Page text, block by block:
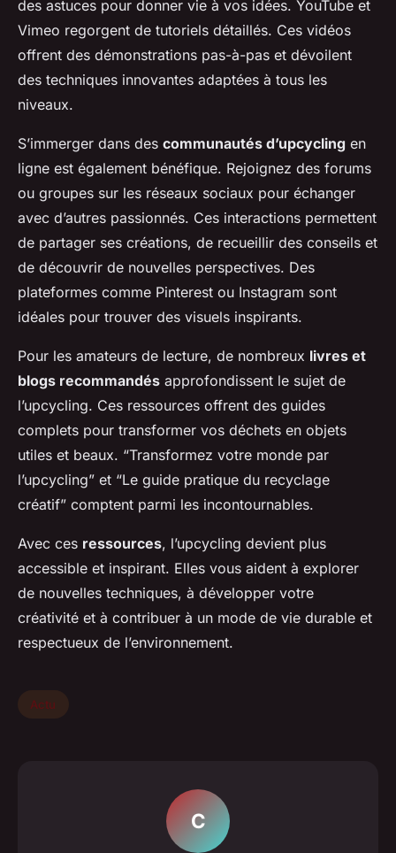
des astuces pour donner vie à vos idées. YouTube et
Vimeo regorgent de tutoriels détaillés. Ces vidéos
offrent des démonstrations pas-à-pas et dévoilent
des techniques innovantes adaptées à tous les
niveaux.
S’immerger dans des communautés d’upcycling en
ligne est également bénéfique. Rejoignez des forums
ou groupes sur les réseaux sociaux pour échanger
avec d’autres passionnés. Ces interactions permettent
de partager ses créations, de recueillir des conseils et
de découvrir de nouvelles perspectives. Des
plateformes comme Pinterest ou Instagram sont
idéales pour trouver des visuels inspirants.
Pour les amateurs de lecture, de nombreux livres et
blogs recommandés approfondissent le sujet de
l’upcycling. Ces ressources offrent des guides
complets pour transformer vos déchets en objets
utiles et beaux. “Transformez votre monde par
l’upcycling” et “Le guide pratique du recyclage
créatif” comptent parmi les incontournables.
Avec ces ressources, l’upcycling devient plus
accessible et inspirant. Elles vous aident à explorer
de nouvelles techniques, à développer votre
créativité et à contribuer à un mode de vie durable et
respectueux de l’environnement.
Actu
C